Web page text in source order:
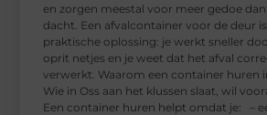
en zorgen meestal voor meer gedoe
dacht. Een afvalcontainer voor de deur
praktische oplossing: je werkt sneller
oprit netjes en je weet dat het afval
verwerkt. Waarom een container huren
Wie in Oss aan het klussen slaat, wil
Een container huren helpt omdat je: –